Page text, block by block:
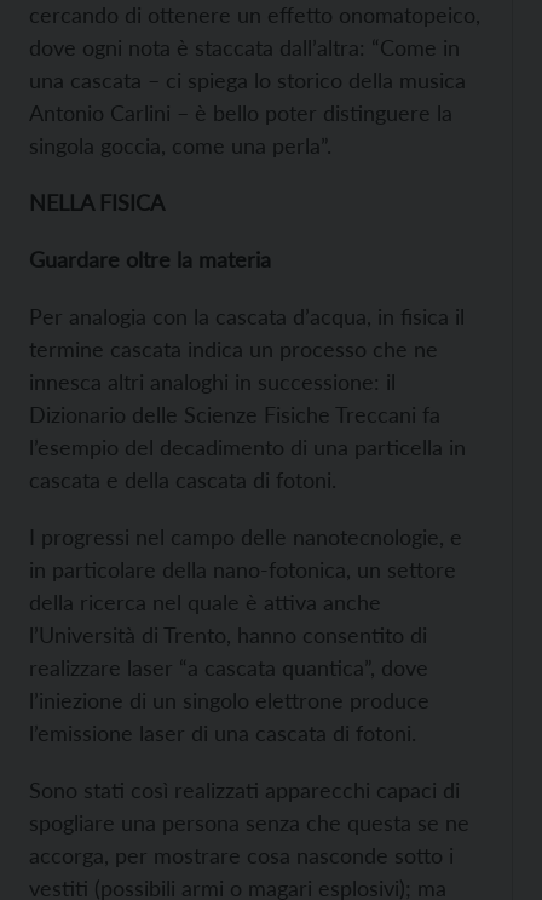
cercando di ottenere un effetto onomatopeico,
dove ogni nota è staccata dall’altra: “Come in
una cascata – ci spiega lo storico della musica
Antonio Carlini – è bello poter distinguere la
singola goccia, come una perla”.
NELLA FISICA
Guardare oltre la materia
Per analogia con la cascata d’acqua, in fisica il
termine cascata indica un processo che ne
innesca altri analoghi in successione: il
Dizionario delle Scienze Fisiche Treccani fa
l’esempio del decadimento di una particella in
cascata e della cascata di fotoni.
I progressi nel campo delle nanotecnologie, e
in particolare della nano-fotonica, un settore
della ricerca nel quale è attiva anche
l’Università di Trento, hanno consentito di
realizzare laser “a cascata quantica”, dove
l’iniezione di un singolo elettrone produce
l’emissione laser di una cascata di fotoni.
Sono stati così realizzati apparecchi capaci di
spogliare una persona senza che questa se ne
accorga, per mostrare cosa nasconde sotto i
vestiti (possibili armi o magari esplosivi); ma